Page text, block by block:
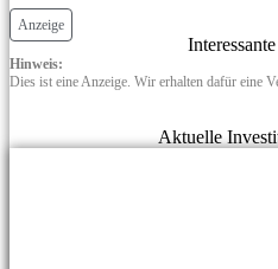
Anzeige
Hinweis:
Dies ist eine Anzeige. Wir erhalten dafür eine
Aktuelle